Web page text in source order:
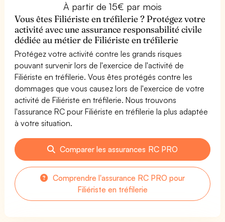
À partir de 15€ par mois
Vous êtes Filiériste en tréfilerie ? Protégez votre
activité avec une assurance responsabilité civile
dédiée au métier de Filiériste en tréfilerie
Protégez votre activité contre les grands risques
pouvant survenir lors de l'exercice de l'activité de
Filiériste en tréfilerie. Vous êtes protégés contre les
dommages que vous causez lors de l'exercice de votre
activité de Filiériste en tréfilerie. Nous trouvons
l'assurance RC pour Filiériste en tréfilerie la plus adaptée
à votre situation.
Comparer les assurances RC PRO
Comprendre l'assurance RC PRO pour
Filiériste en tréfilerie